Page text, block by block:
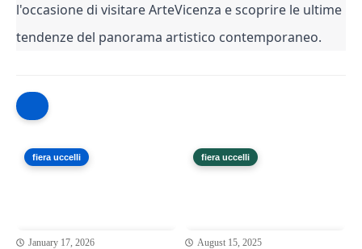
l'occasione di visitare ArteVicenza e scoprire le ultime
tendenze del panorama artistico contemporaneo.
fiera uccelli
January 17, 2026
fiera uccelli
August 15, 2025